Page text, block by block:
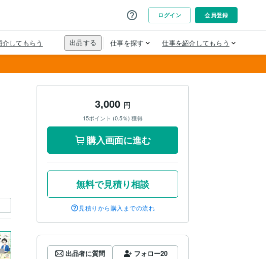
3,000 円
15ポイント (0.5％) 獲得
購入画面に進む
無料で見積り相談
見積りから購入までの流れ
出品者に質問 フォロー20